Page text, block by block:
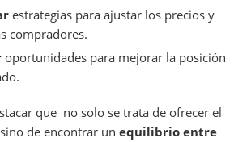
estrategias para ajustar los precios y
compradores.
oportunidades para mejorar la posición
que no solo se trata de ofrecer el
de encontrar un equilibrio entre